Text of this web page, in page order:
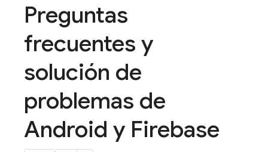
Preguntas
frecuentes y
solución de
problemas de
Android y Firebase